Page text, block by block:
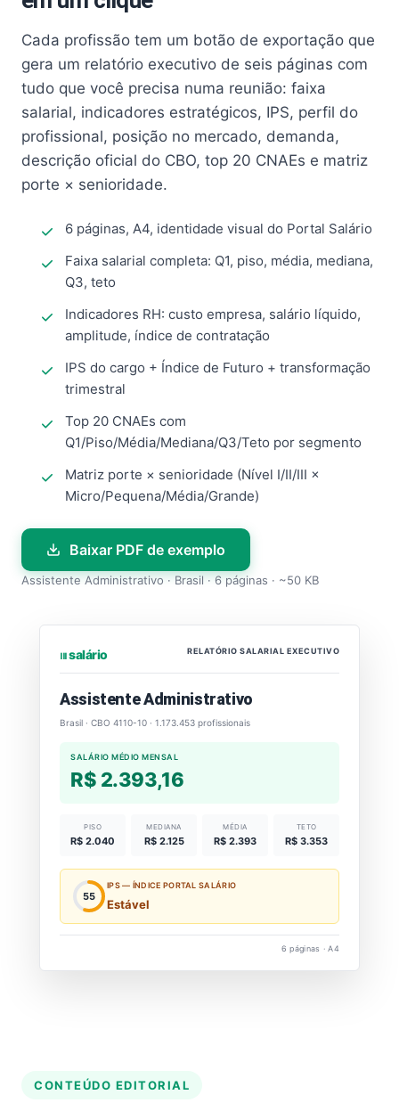
Cada profissão tem um botão de exportação que
gera um relatório executivo de seis páginas com
tudo que você precisa numa reunião: faixa
salarial, indicadores estratégicos, IPS, perfil do
profissional, posição no mercado, demanda,
descrição oficial do CBO, top 20 CNAEs e matriz
porte × senioridade.
6 páginas, A4, identidade visual do Portal Salário
Faixa salarial completa: Q1, piso, média, mediana,
Q3, teto
Indicadores RH: custo empresa, salário líquido,
amplitude, índice de contratação
IPS do cargo + Índice de Futuro + transformação
trimestral
Top 20 CNAEs com
Q1/Piso/Média/Mediana/Q3/Teto por segmento
Matriz porte × senioridade (Nível I/II/III ×
Micro/Pequena/Média/Grande)
Baixar PDF de exemplo
Assistente Administrativo · Brasil · 6 páginas · ~50 KB
⏐⏐⏐ salário RELATÓRIO SALARIAL EXECUTIVO
Assistente Administrativo
Brasil · CBO 4110-10 · 1.173.453 profissionais
SALÁRIO MÉDIO MENSAL
R$ 2.393,16
PISO
R$ 2.040
MEDIANA
R$ 2.125
MÉDIA
R$ 2.393
TETO
R$ 3.353
55
IPS — ÍNDICE PORTAL SALÁRIO
Estável
6 páginas · A4
CONTEÚDO EDITORIAL